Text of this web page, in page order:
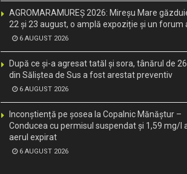
AGROMARAMUREȘ 2026: Mireșu Mare
22 și 23 august, o amplă expoziție și un forum
6 AUGUST 2026
După ce și-a agresat tatăl și sora, tânărul de
din Săliștea de Sus a fost arestat preventiv
6 AUGUST 2026
Inconștiență pe șosea la Copalnic Mănăștur –
Conducea cu permisul suspendat și 1,59 mg/l
aerul expirat
6 AUGUST 2026